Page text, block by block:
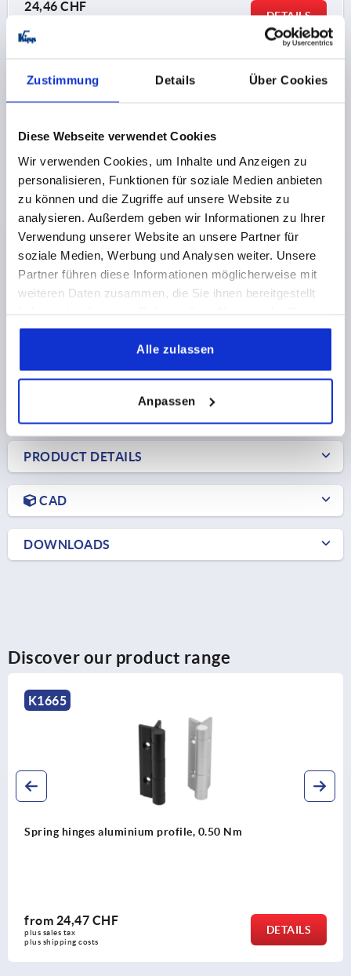
Zustimmung Details Über Cookies
Diese Webseite verwendet Cookies
Wir verwenden Cookies, um Inhalte und Anzeigen zu
personalisieren, Funktionen für soziale Medien anbieten
zu können und die Zugriffe auf unsere Website zu
analysieren. Außerdem geben wir Informationen zu Ihrer
Verwendung unserer Website an unsere Partner für
soziale Medien, Werbung und Analysen weiter. Unsere
Partner führen diese Informationen möglicherweise mit
weiteren Daten zusammen, die Sie ihnen bereitgestellt
gesammelt haben.
Alle zulassen
Anpassen
24,46 CHF
DETAILS
K1179 A
SPRING HINGE SPRING OPEN A=55, B=67, ALUMINIUM
COLOURLESS ANODISED
MAIN COLOUR=COLOURLESS
SURFACE FINISH BODY=ANODISED
LENGTH=55
A1=38
WIDTH=67
B1=48 D=6,3 D1=18 S=4,5
F1 N=5000
Order number:K1179.55670
24,46 CHF
plus sales tax
DETAILS
PRODUCT DETAILS
CAD
DOWNLOADS
Discover our product range
profile, 0.50 Nm Spring hinges steel
from 38,86 CHF
plus sales tax
plus shipping costs